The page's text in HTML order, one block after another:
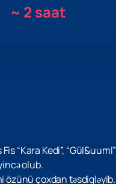
~ 2 saat
“Kara Kedi”, “Gül&uuml”
olub.
özünü çoxdan təsdiqləyib.